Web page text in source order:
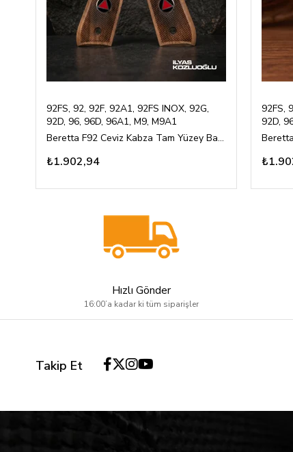
92FS, 92, 92F, 92A1, 92FS INOX, 92G,
92D, 96, 96D, 96A1, M9, M9A1
Beretta F92 Ceviz Kabza Tam Yüzey Baklava Desen Üzeri Logolu
₺1.902,94
92FS,
92D,
Hızlı Gönder
16:00’a kadar ki tüm siparişler
Takip Et